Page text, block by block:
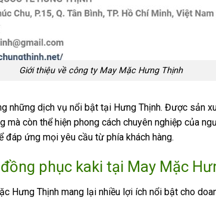
Giới thiệu về công ty May Mặc Hưng Thịnh
những dịch vụ nổi bật tại Hưng Thịnh. Được sản
mà còn thể hiện phong cách chuyên nghiệp của
ứng mọi yêu cầu từ phía khách hàng.
phục kaki tại May Mặc
Hưng Thịnh mang lại nhiều lợi ích nổi bật cho